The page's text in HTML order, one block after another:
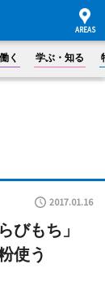
く 学ぶ・知る
2017.01.16
びもち」
使う